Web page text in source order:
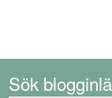
Sök